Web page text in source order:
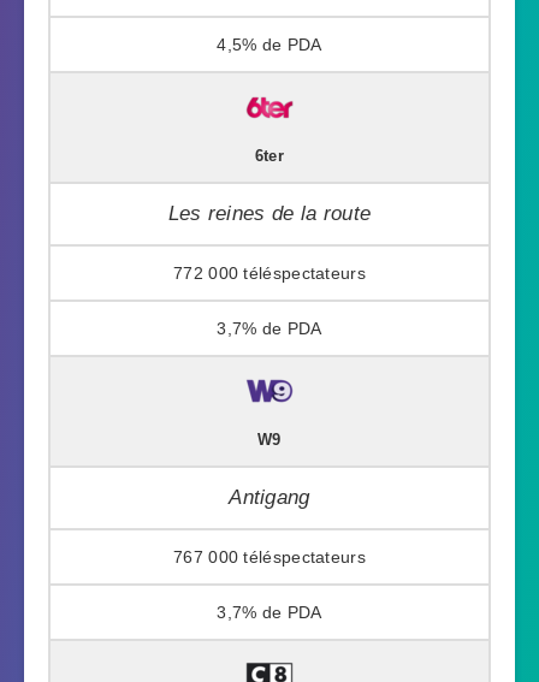
4,5%
6ter
Les reines de la route
772 000
3,7%
W9
Antigang
767 000
3,7%